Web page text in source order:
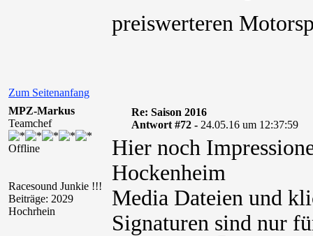
preiswerteren
Zum Seitenanfang
MPZ-Markus
Teamchef
Offline
Racesound Junkie !!!
Beiträge: 2029
Hochrhein
Re: Saison 2016
Antwort #72 - 24.05.16 um 12:37:59
Hier noch
Hockenheim
Media Dateien und
Signaturen sind nur